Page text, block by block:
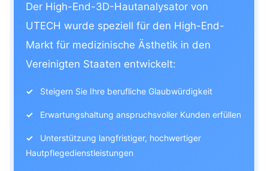
Der High-End-3D-Hautanalysator von
UTECH wurde speziell für den High-End-
Markt für medizinische Ästhetik in den
Vereinigten Staaten entwickelt:
✓ Steigern Sie Ihre berufliche Glaubwürdigkeit
✓ Erwartungshaltung anspruchsvoller Kunden erfüllen
✓
Unterstützung langfristiger, hochwertiger
Hautpflegedienstleistungen